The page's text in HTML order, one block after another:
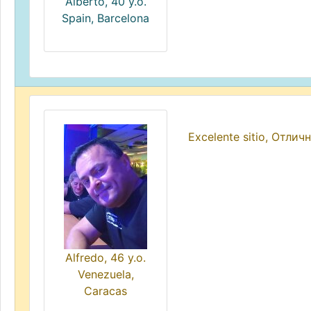
Spain, Barcelona
Alfredo, 46 y.o.
Venezuela,
Caracas
Excelente sitio,